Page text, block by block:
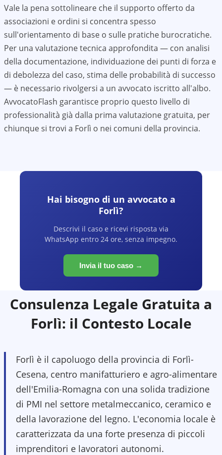
Vale la pena sottolineare che il supporto offerto da
associazioni e ordini si concentra spesso
sull'orientamento di base o sulle pratiche burocratiche.
Per una valutazione tecnica approfondita — con analisi
della documentazione, individuazione dei punti di forza e
di debolezza del caso, stima delle probabilità di successo
— è necessario rivolgersi a un avvocato iscritto all'albo.
AvvocatoFlash garantisce proprio questo livello di
professionalità già dalla prima valutazione gratuita, per
chiunque si trovi a Forlì o nei comuni della provincia.
Hai bisogno di un avvocato a
Forlì?
Descrivi il caso e ricevi risposta via
WhatsApp entro 24 ore, senza impegno.
Invia il tuo caso →
Consulenza Legale Gratuita a
Forlì: il Contesto Locale
Forlì è il capoluogo della provincia di Forlì-
Cesena, centro manifatturiero e agro-alimentare
dell'Emilia-Romagna con una solida tradizione
di PMI nel settore metalmeccanico, ceramico e
della lavorazione del legno. L'economia locale è
caratterizzata da una forte presenza di piccoli
imprenditori e lavoratori autonomi.